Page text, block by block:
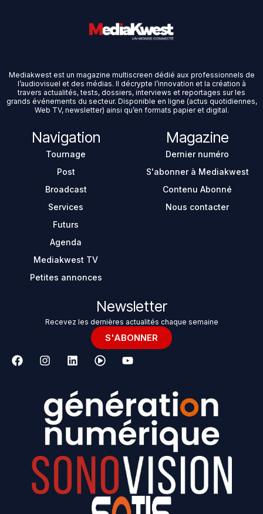
Mediakwest est un magazine multiscreen dédié aux professionnels de
l’audiovisuel et des médias. Il décrypte l’innovation et la création à
travers actualités, tests, dossiers, interviews et reportages sur les
grands événements du secteur. Disponible en ligne (actus quotidiennes,
Web TV, newsletter) ainsi qu’en formats papier et digital.
Navigation
Tournage
Post
Broadcast
Services
Futurs
Agenda
Mediakwest TV
Petites annonces
Magazine
Dernier numéro
S'abonner à Mediakwest
Contenu Abonné
Nous contacter
Newsletter
Recevez les dernières actualités chaque semaine
S'ABONNER